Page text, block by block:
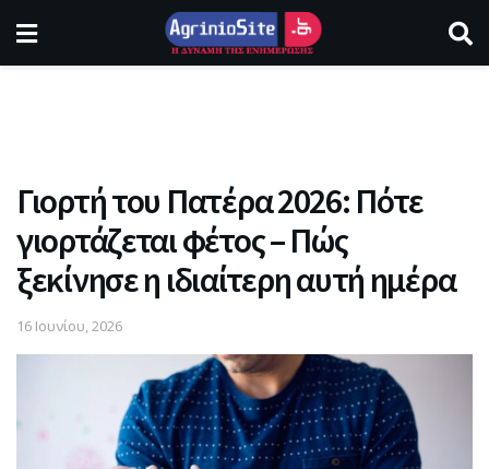
Γιορτή του Πατέρα 2026: Πότε
γιορτάζεται φέτος – Πώς
ξεκίνησε η ιδιαίτερη αυτή ημέρα
16 Ιουνίου, 2026